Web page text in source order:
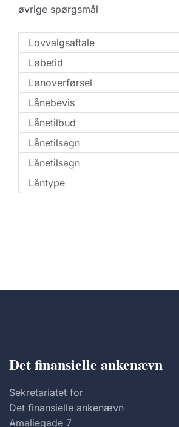
øvrige spørgsmål
Lovvalgsaftale
Løbetid
Lønoverførsel
Lånebevis
Lånetilbud
Lånetilsagn
Lånetilsagn
Låntype
Det finansielle ankenævn
Sekretariatet for
Det finansielle ankenævn
Amaliegade 7